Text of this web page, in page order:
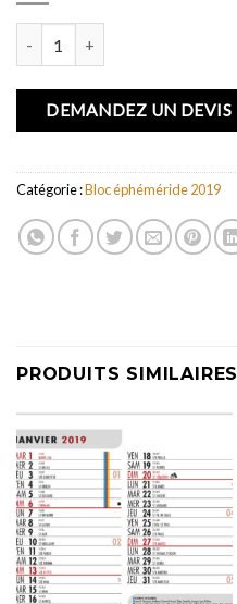
DEMANDEZ UN DEVIS
Catégorie :Bloc éphéméride 2019
PRODUITS SIMILAIRES